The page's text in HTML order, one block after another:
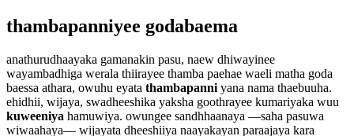
thambapanniyee godabaema
anathurudhaayaka gamanakin pasu, naew dhiwayinee
wayambadhiga werala thiirayee thamba paehae waeli matha goda
baessa athara, owuhu eyata thambapanni yana nama thaebuuha.
ehidhii, wijaya, swadheeshika yaksha goothrayee kumariyaka wuu
kuweeniya hamuwiya. owungee sandhhaanaya —saha pasuwa
wiwaahaya— wijayata dheeshiiya naayakayan paraajaya kara